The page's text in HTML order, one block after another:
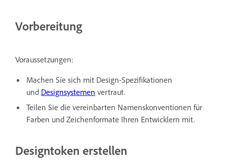
Vorbereitung
Voraussetzungen:
Machen Sie sich mit Design-Spezifikationen
und Designsystemen vertraut.
Teilen Sie die vereinbarten Namenskonventionen für
Farben und Zeichenformate Ihren Entwicklern mit.
Designtoken erstellen